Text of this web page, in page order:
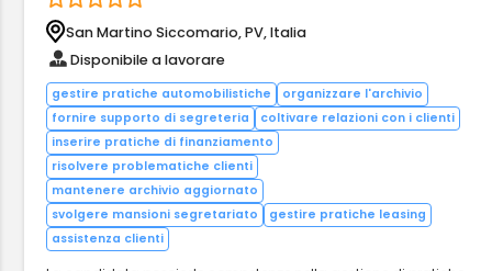
San Martino Siccomario, PV, Italia
Disponibile a lavorare
gestire pratiche automobilistiche
organizzare l'archivio
fornire supporto di segreteria
coltivare relazioni con i clienti
inserire pratiche di finanziamento
risolvere problematiche clienti
mantenere archivio aggiornato
svolgere mansioni segretariato
gestire pratiche leasing
assistenza clienti